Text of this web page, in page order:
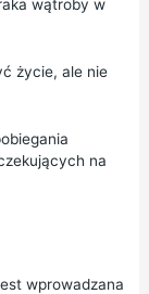
wątroby w
życie, ale nie
na
wprowadzana